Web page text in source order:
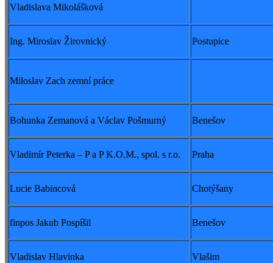
Vladislava Mikolášková
Ing. Miroslav Žirovnický Postupice
Miloslav Zach zemní práce
Bohunka Zemanová a Václav Pošmurný Benešov
Vladimír Peterka – P a P K.O.M., spol. s r.o. Praha
Lucie Babincová Chotýšany
finpos Jakub Pospíšil Benešov
Vladislav Hlavinka Vlašim